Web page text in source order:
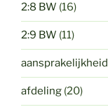
2:8 BW (16)
2:9 BW (11)
aansprakelijkheid
afdeling (20)